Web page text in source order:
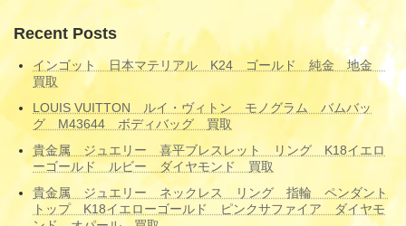
Recent Posts
インゴット 日本マテリアル K24 ゴールド 純金 地金
買取
LOUIS VUITTON ルイ・ヴィトン モノグラム バムバッ
グ M43644 ボディバッグ 買取
貴金属 ジュエリー 喜平ブレスレット リング K18イエロ
ーゴールド ルビー ダイヤモンド 買取
貴金属 ジュエリー ネックレス リング 指輪 ペンダント
トップ K18イエローゴールド ピンクサファイア ダイヤモ